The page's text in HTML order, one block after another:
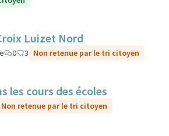
Luizet Nord
0 3 Non retenue par le tri citoyen
les cours des écoles
Non retenue par le tri citoyen